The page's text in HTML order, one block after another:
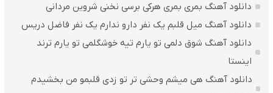
دانلود آهنگ بمری بمری هرکی برسی نخنی شروین مردانی
دانلود آهنگ میل قلبم یک نفر دارو ندارم یک نفر فاضل دریس
دانلود آهنگ شوق دلمی تو یارم تیه خوشگلمی تو یارم ترند
اینستا
دانلود آهنگ هی میشم وحشی تر تو زدی قلبمو من بخشیدم